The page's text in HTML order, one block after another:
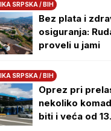
SRPSKA / BIH
Bez plata i
osiguranja:
proveli u jami
SRPSKA / BIH
Oprez pri
nekoliko
biti i veća od